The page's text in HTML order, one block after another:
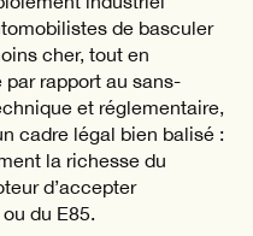
de basculer
cher, tout en
rapport au sans-
et réglementaire,
cadre légal bien balisé :
la richesse du
d’accepter
du E85.